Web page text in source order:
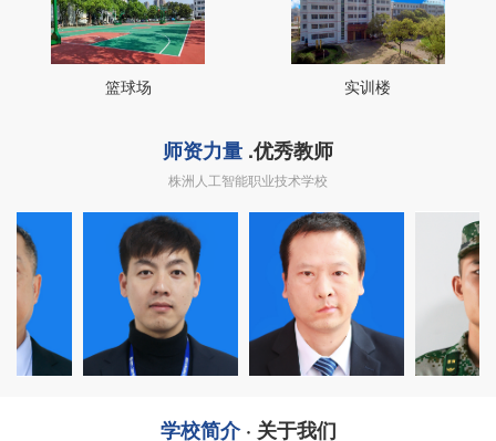
篮球场 实训楼
师资力量 .优秀教师
株洲人工智能职业技术学校
学校简介· 关于我们